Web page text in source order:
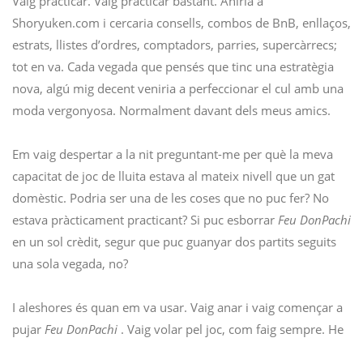
Shoryuken.com i cercaria consells, combos de BnB, enllaços,
estrats, llistes d’ordres, comptadors, parries, supercàrrecs;
tot en va. Cada vegada que pensés que tinc una estratègia
nova, algú mig decent veniria a perfeccionar el cul amb una
moda vergonyosa. Normalment davant dels meus amics.
Em vaig despertar a la nit preguntant-me per què la meva
capacitat de joc de lluita estava al mateix nivell que un gat
domèstic. Podria ser una de les coses que no puc fer? No
estava pràcticament practicant? Si puc esborrar Feu DonPachi
en un sol crèdit, segur que puc guanyar dos partits seguits
una sola vegada, no?
I aleshores és quan em va usar. Vaig anar i vaig començar a
pujar Feu DonPachi . Vaig volar pel joc, com faig sempre. He